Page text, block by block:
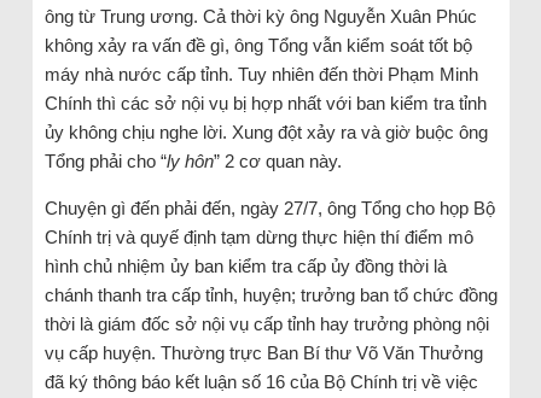
ông từ Trung ương. Cả thời kỳ ông Nguyễn Xuân Phúc
không xảy ra vấn đề gì, ông Tổng vẫn kiểm soát tốt bộ
máy nhà nước cấp tỉnh. Tuy nhiên đến thời Phạm Minh
Chính thì các sở nội vụ bị hợp nhất với ban kiểm tra tỉnh
ủy không chịu nghe lời. Xung đột xảy ra và giờ buộc ông
Tổng phải cho “ly hôn” 2 cơ quan này.
Chuyện gì đến phải đến, ngày 27/7, ông Tổng cho họp Bộ
Chính trị và quyế định tạm dừng thực hiện thí điểm mô
hình chủ nhiệm ủy ban kiểm tra cấp ủy đồng thời là
chánh thanh tra cấp tỉnh, huyện; trưởng ban tổ chức đồng
thời là giám đốc sở nội vụ cấp tỉnh hay trưởng phòng nội
vụ cấp huyện. Thường trực Ban Bí thư Võ Văn Thưởng
đã ký thông báo kết luận số 16 của Bộ Chính trị về việc